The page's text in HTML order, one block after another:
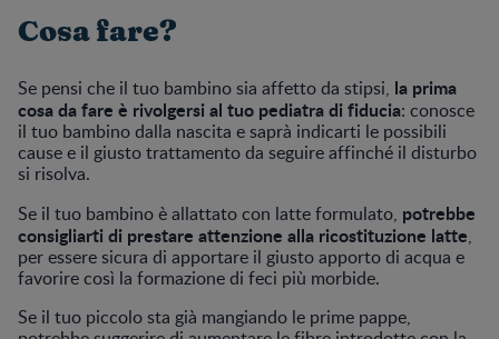
Cosa fare?
Se pensi che il tuo bambino sia affetto da stipsi, la prima
cosa da fare è rivolgersi al tuo pediatra di fiducia: conosce
il tuo bambino dalla nascita e saprà indicarti le possibili
cause e il giusto trattamento da seguire affinché il disturbo
si risolva.
Se il tuo bambino è allattato con latte formulato, potrebbe
consigliarti di prestare attenzione alla ricostituzione latte,
per essere sicura di apportare il giusto apporto di acqua e
favorire così la formazione di feci più morbide.
Se il tuo piccolo sta già mangiando le prime pappe,